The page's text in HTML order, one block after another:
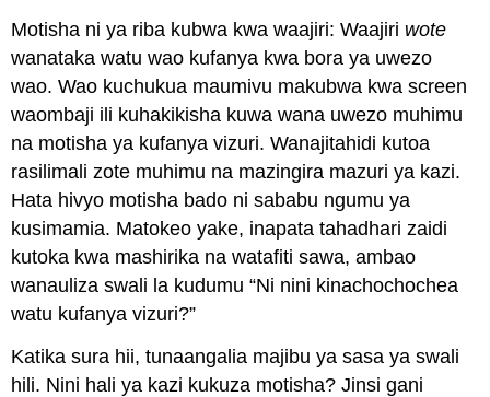
Motisha ni ya riba kubwa kwa waajiri: Waajiri wote
wanataka watu wao kufanya kwa bora ya uwezo
wao. Wao kuchukua maumivu makubwa kwa screen
waombaji ili kuhakikisha kuwa wana uwezo muhimu
na motisha ya kufanya vizuri. Wanajitahidi kutoa
rasilimali zote muhimu na mazingira mazuri ya kazi.
Hata hivyo motisha bado ni sababu ngumu ya
kusimamia. Matokeo yake, inapata tahadhari zaidi
kutoka kwa mashirika na watafiti sawa, ambao
wanauliza swali la kudumu “Ni nini kinachochochea
watu kufanya vizuri?”
Katika sura hii, tunaangalia majibu ya sasa ya swali
hili. Nini hali ya kazi kukuza motisha? Jinsi gani